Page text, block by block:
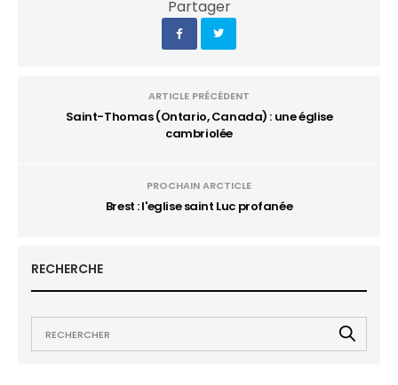
Partager
ARTICLE PRÉCÉDENT
Saint-Thomas (Ontario, Canada) : une église
cambriolée
PROCHAIN ARCTICLE
Brest : l'eglise saint Luc profanée
RECHERCHE